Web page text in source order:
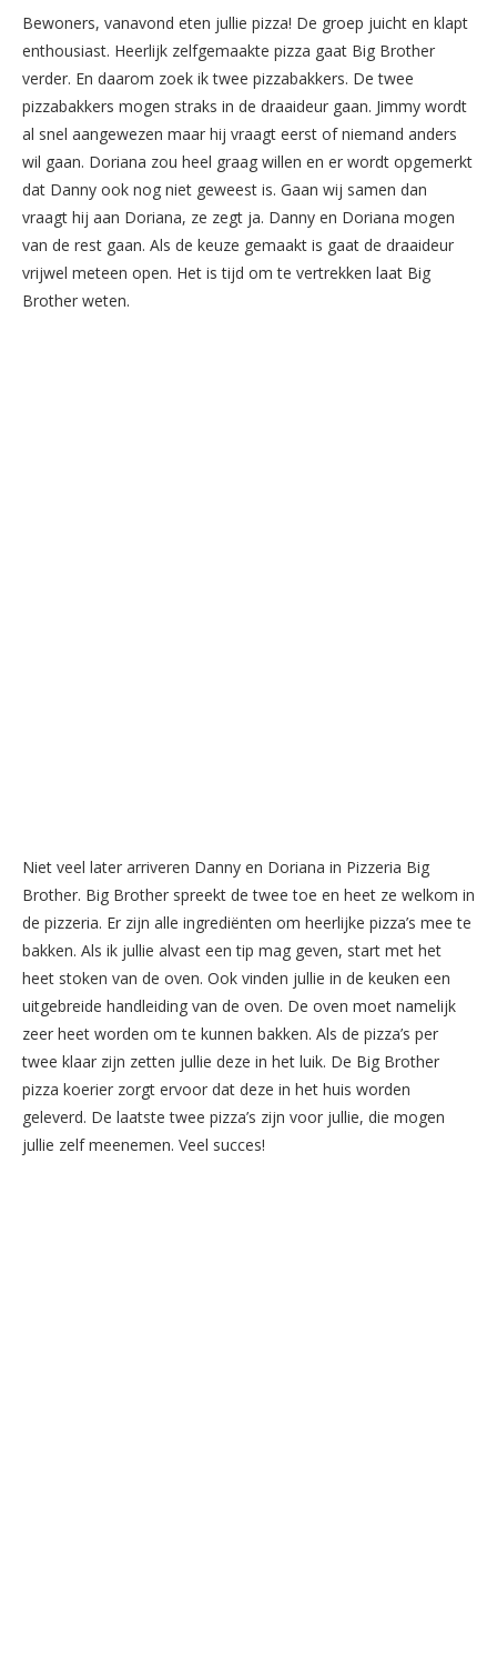
Bewoners, vanavond eten jullie pizza! De groep juicht en klapt
enthousiast. Heerlijk zelfgemaakte pizza gaat Big Brother
verder. En daarom zoek ik twee pizzabakkers. De twee
pizzabakkers mogen straks in de draaideur gaan. Jimmy wordt
al snel aangewezen maar hij vraagt eerst of niemand anders
wil gaan. Doriana zou heel graag willen en er wordt opgemerkt
dat Danny ook nog niet geweest is. Gaan wij samen dan
vraagt hij aan Doriana, ze zegt ja. Danny en Doriana mogen
van de rest gaan. Als de keuze gemaakt is gaat de draaideur
vrijwel meteen open. Het is tijd om te vertrekken laat Big
Brother weten.
Niet veel later arriveren Danny en Doriana in Pizzeria Big
Brother. Big Brother spreekt de twee toe en heet ze welkom in
de pizzeria. Er zijn alle ingrediënten om heerlijke pizza’s mee te
bakken. Als ik jullie alvast een tip mag geven, start met het
heet stoken van de oven. Ook vinden jullie in de keuken een
uitgebreide handleiding van de oven. De oven moet namelijk
zeer heet worden om te kunnen bakken. Als de pizza’s per
twee klaar zijn zetten jullie deze in het luik. De Big Brother
pizza koerier zorgt ervoor dat deze in het huis worden
geleverd. De laatste twee pizza’s zijn voor jullie, die mogen
jullie zelf meenemen. Veel succes!